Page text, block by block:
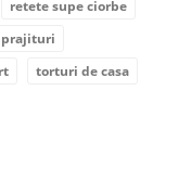
retete supe ciorbe
torturi de casa